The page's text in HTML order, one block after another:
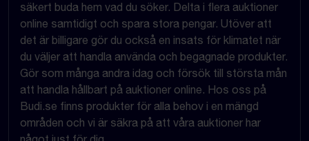
säkert buda hem vad du söker. Delta i flera auktioner
online samtidigt och spara stora pengar. Utöver att
det är billigare gör du också en insats för klimatet när
du väljer att handla använda och begagnade produkter.
Gör som många andra idag och försök till största mån
att handla hållbart på auktioner online. Hos oss på
Budi.se finns produkter för alla behov i en mängd
områden och vi är säkra på att våra auktioner har